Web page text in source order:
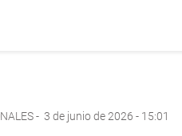
- 3 de junio de 2026 - 15:01